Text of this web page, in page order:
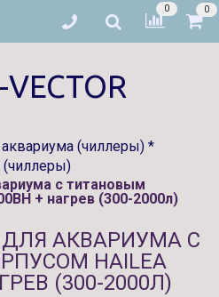
0 0
(чиллеры) *
(чиллеры)
с титановым
+ нагрев (300-2000л)
АКВАРИУМА С
HAILEA
(300-2000Л)